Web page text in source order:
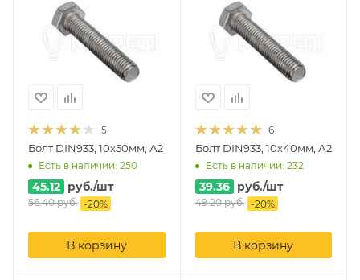
5
Болт DIN933, 10х50мм, А2
Есть в наличии: 250
45.12 руб./шт
56.40руб. -20%
В корзину
6
Болт DIN933, 10х40мм, А2
Есть в наличии: 232
39.36 руб./шт
49.20руб. -20%
В корзину